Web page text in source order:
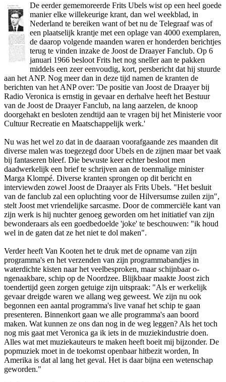
De eerder gememoreerde Frits Ubels wist op een heel goede
manier elke willekeurige krant, dan wel weekblad, in
Nederland te bereiken want of bet nu de Telegraaf was of
een plaatselijk krantje met een oplage van 4000 exemplaren,
de daarop volgende maanden waren er honderden berichtjes
terug te vinden inzake de Joost de Draayer Fanclub. Op 6
januari 1966 besloot Frits het nog sneller aan te pakken
middels een zeer eenvoudig, kort, persbericht dat hij stuurde
aan het ANP. Nog meer dan in deze tijd namen de kranten de
berichten van het ANP over: 'De positie van Joost de Draayer bij
Radio Veronica is ernstig in gevaar en derhalve heeft het Bestuur
van de Joost de Draayer Fanclub, na lang aarzelen, de knoop
doorgehakt en besloten zendtijd aan te vragen bij het Ministerie voor
Cultuur Recreatie en Maatschappelijk werk.'
Nu was het wel zo dat in de daaraan voorafgaande zes maanden dit
diverse malen was toegezegd door Ubels en de zijnen maar bet vaak
bij fantaseren bleef. Die bewuste keer echter besloot men
daadwerkelijk een brief te schrijven aan de toenmalige minister
Marga Klompé. Diverse kranten sprongen op dit bericht en
interviewden zowel Joost de Draayer als Frits Ubels. "Het besluit
van de fanclub zal een opluchting voor de Hilversumse zuilen zijn",
stelt Joost met vriendelijke sarcasme. Door de commerciële kant van
zijn werk is hij nuchter genoeg geworden om het initiatief van zijn
bewonderaars als een goedbedoelde 'joke' te beschouwen: "ik houd
wel in de gaten dat ze het niet te dol maken".
Verder heeft Van Kooten het te druk met de opname van zijn
programma's en het verzenden van zijn programmabandjes in
waterdichte kisten naar het veelbesproken, maar schijnbaar o­
ngenaakbare, schip op de Noordzee. Blijkbaar maakte Joost zich
toendertijd geen zorgen getuige zijn uitspraak: "Als er werkelijk
gevaar dreigde waren we allang weg geweest. We zijn nu ook
begonnen een aantal programma's live vanaf het schip te gaan
presenteren. Binnenkort gaan we alle programma's aan boord
maken. Wat kunnen ze o­ns dan nog in de weg leggen? Als het toch
nog mis gaat met Veronica ga ik iets in de muziekindustrie doen.
Alles wat met muziekauteurs te maken heeft boeit mij bijzonder. De
popmuziek moet in de toekomst openbaar hitbezit worden, In
Amerika is dat al lang het geval. Het is daar bijna een wetenschap
geworden."